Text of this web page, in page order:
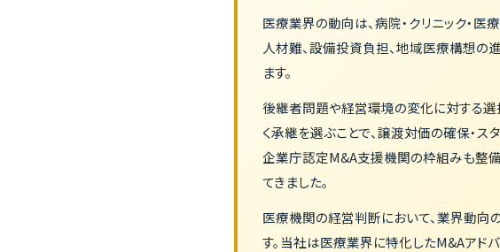
医療業界の動向は、病院・クリニック・
人材難、設備投資負担、地域医療構想の
ます。
後継者問題や経営環境の変化に対する選
く承継を選ぶことで、譲渡対価の確保・
企業庁認定M&A支援機関の枠組みも整備
てきました。
医療機関の経営判断において、業界動向
す。当社は医療業界に特化したM&Aアド